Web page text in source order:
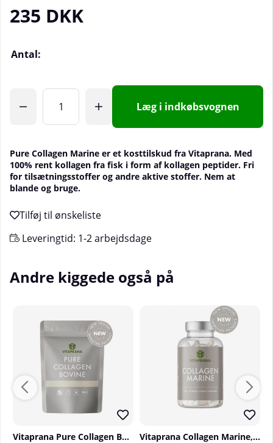
235 DKK
Antal:
Læg i indkøbsvognen
Pure Collagen Marine er et kosttilskud fra Vitaprana. Med
100% rent kollagen fra fisk i form af kollagen peptider. Fri
for tilsætningsstoffer og andre aktive stoffer. Nem at
blande og bruge.
Leveringtid: 1-2 arbejdsdage
Andre kiggede også på
Vitaprana Pure Collagen Bovine, 350 g Vitaprana Collagen Marine, 100 caps